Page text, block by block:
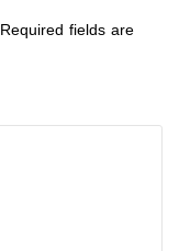
Required fields are